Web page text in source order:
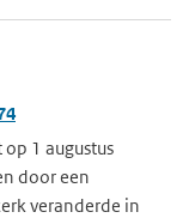
1 augustus
door een
veranderde in